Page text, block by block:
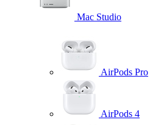
Mac Studio
AirPods Pro
AirPods 4